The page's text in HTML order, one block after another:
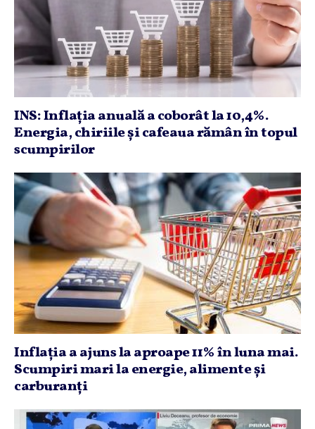
INS: Inflaţia anuală a coborât la 10,4%.
Energia, chiriile şi cafeaua rămân în topul
scumpirilor
Inflaţia a ajuns la aproape 11% în luna mai.
Scumpiri mari la energie, alimente şi
carburanţi